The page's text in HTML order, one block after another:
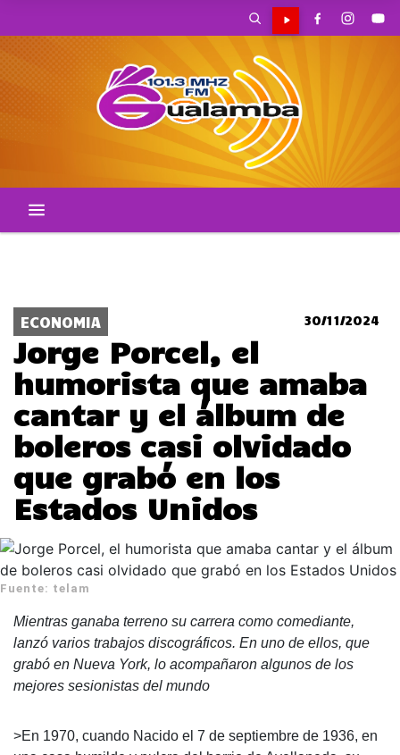
ECONOMIA 30/11/2024
Jorge Porcel, el
humorista que amaba
cantar y el álbum de
boleros casi olvidado
que grabó en los
Estados Unidos
Fuente: telam
Mientras ganaba terreno su carrera como comediante,
lanzó varios trabajos discográficos. En uno de ellos, que
grabó en Nueva York, lo acompañaron algunos de los
mejores sesionistas del mundo
>En 1970, cuando Nacido el 7 de septiembre de 1936, en